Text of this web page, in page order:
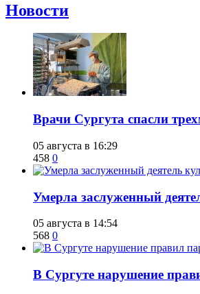
Новости
​Врачи Сургута спасли
05 августа в 16:29
458 0
​Умерла заслуженный
05 августа в 14:54
568 0
В Сургуте нарушение